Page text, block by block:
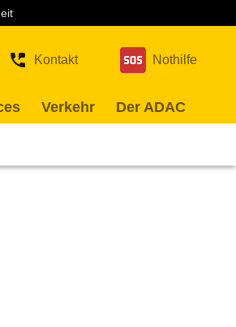
Kontakt Nothilfe
Verkehr Der ADAC